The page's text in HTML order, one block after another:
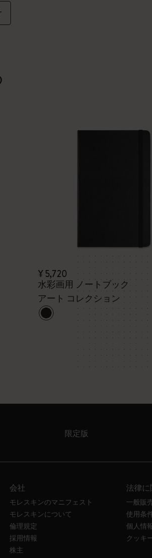
¥ 5,720
水彩画用 ノートブック
アート コレクション
限定版
会社
モレスキンのマニフェスト
モレスキンについて
倫理規定
採用情報
株主
法律
一般販
使用条
個人情
クッキ